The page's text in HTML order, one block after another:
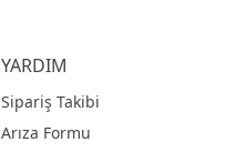
YARDIM
Sipariş Takibi
Arıza Formu